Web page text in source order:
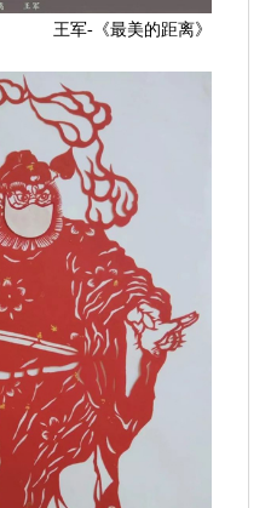
王军-《最美的距离》